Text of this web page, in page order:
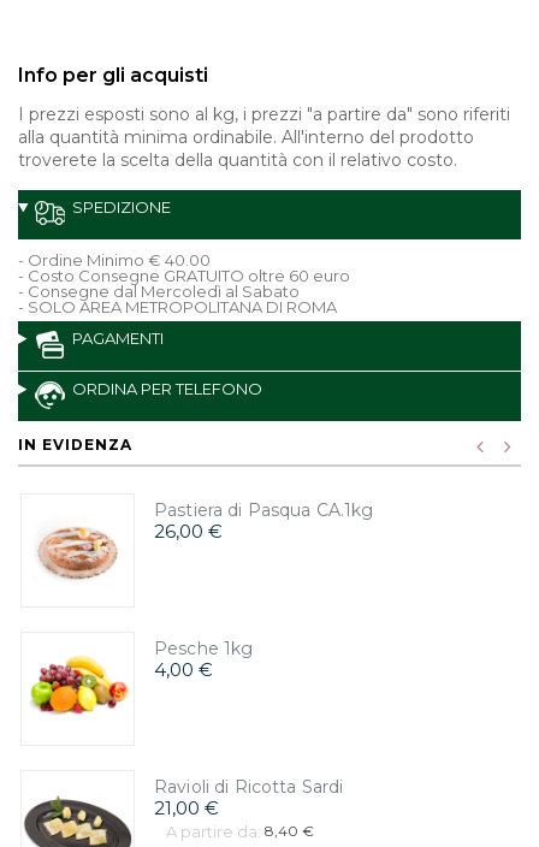
Info per gli acquisti
I prezzi esposti sono al kg, i prezzi "a partire da" sono riferiti
alla quantità minima ordinabile. All'interno del prodotto
troverete la scelta della quantità con il relativo costo.
SPEDIZIONE
- Ordine Minimo € 40.00
- Costo Consegne GRATUITO oltre 60 euro
- Consegne dal Mercoledì al Sabato
- SOLO AREA METROPOLITANA DI ROMA
PAGAMENTI
ORDINA PER TELEFONO
IN EVIDENZA
Pastiera di Pasqua CA.1kg
26,00 €
Pesche 1kg
4,00 €
Ravioli di Ricotta Sardi
21,00 €
A partire da: 8,40 €